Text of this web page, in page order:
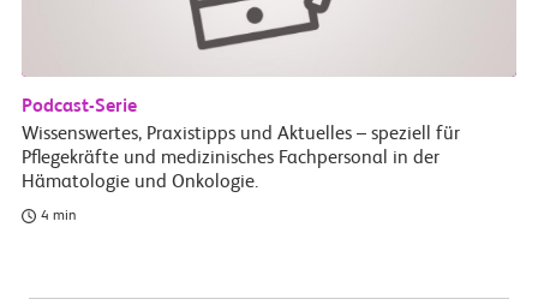
Podcast-Serie
Wissenswertes, Praxistipps und Aktuelles – speziell für
Pflegekräfte und medizinisches Fachpersonal in der
Hämatologie und Onkologie.
4 min